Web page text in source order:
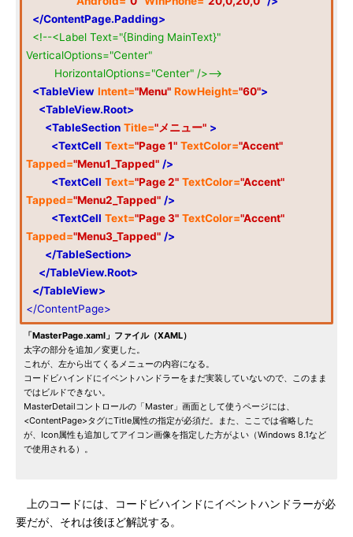
</ContentPage.Padding>
<!--<Label Text="{Binding MainText}"
VerticalOptions="Center"
HorizontalOptions="Center" />-->
<TableView Intent="Menu" RowHeight="60">
<TableView.Root>
<TableSection Title="メニュー" >
<TextCell Text="Page 1" TextColor="Accent"
Tapped="Menu1_Tapped" />
<TextCell Text="Page 2" TextColor="Accent"
Tapped="Menu2_Tapped" />
<TextCell Text="Page 3" TextColor="Accent"
Tapped="Menu3_Tapped" />
</TableSection>
</TableView.Root>
</TableView>
</ContentPage>
「MasterPage.xaml」ファイル（XAML）
太字の部分を追加／変更した。
これが、左から出てくるメニューの内容になる。
コードビハインドにイベントハンドラーをまだ実装していないので、このまま
ではビルドできない。
MasterDetailコントロールの「Master」画面として使うページには、
<ContentPage>タグにTitle属性の指定が必須だ。また、ここでは省略した
が、Icon属性も追加してアイコン画像を指定した方がよい（Windows 8.1など
で使用される）。
上のコードには、コードビハインドにイベントハンドラーが必
要だが、それは後ほど解説する。